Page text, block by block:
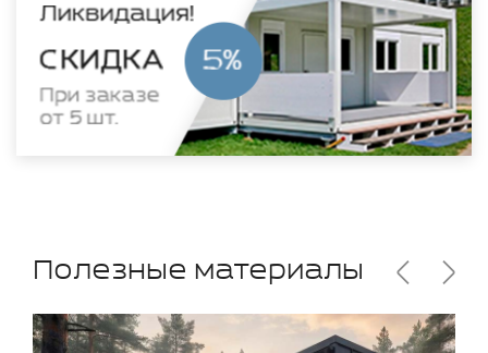
Полезные материалы